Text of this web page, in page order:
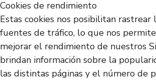
Cookies de rendimiento
Estas cookies nos posibilitan rastrear
fuentes de tráfico, lo que nos
mejorar el rendimiento de nuestros
brindan información sobre la
las distintas páginas y el número de